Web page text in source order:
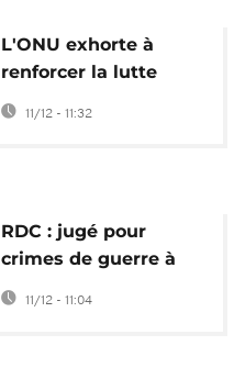
L'ONU exhorte à
renforcer la lutte
contre les génocides
11/12 - 11:32
RDC : jugé pour
crimes de guerre à
Paris, la défense de
11/12 - 11:04